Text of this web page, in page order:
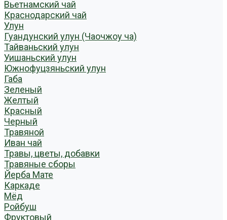
Вьетнамский чай
Краснодарский чай
Улун
Гуандунский улун (Чаочжоу ча)
Тайваньский улун
Уишаньский улун
Южнофуцзяньский улун
Габа
Зеленый
Желтый
Красный
Черный
Травяной
Иван чай
Травы, цветы, добавки
Травяные сборы
Йерба Мате
Каркаде
Мёд
Ройбуш
Фруктовый